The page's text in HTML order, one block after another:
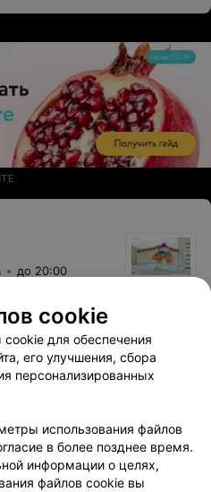
до 20:00
в Гомеле
cookie
для обеспечения
его улучшения, сбора
персонализированных
использования файлов
в более позднее время.
информации о целях,
файлов cookie вы